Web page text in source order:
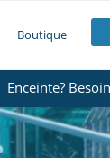
Boutique
Enceinte?